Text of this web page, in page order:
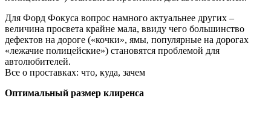
Для Форд Фокуса вопрос намного актуальнее других –
величина просвета крайне мала, ввиду чего большинство
дефектов на дороге («кочки», ямы, популярные на дорогах
«лежачие полицейские») становятся проблемой для
автолюбителей.
Все о проставках: что, куда, зачем
Оптимальный размер клиренса